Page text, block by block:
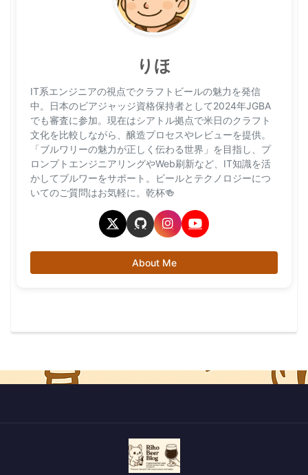
りほ
IT系エンジニアの視点でクラフトビールの魅力を発信
中。日本のビアジャッジ資格保持者として2024年JGBA
でも審査に参加。現在はシアトル拠点で米日のクラフト
文化を比較しながら、醸造プロセスやレビューを提供。
「ブルワリーの魅力が正しく伝わる世界」を目指し、プ
ロンプトエンジニアリングやWeb刷新など、IT知識を活
かしてブルワーをサポート。ビールとテクノロジーにつ
いてのご質問はお気軽に。乾杯🍻
About Me